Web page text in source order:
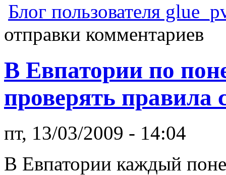
Блог пользователя
отправки комментариев
В Евпатории по
проверять правила
пт, 13/03/2009 - 14:04
В Евпатории каждый